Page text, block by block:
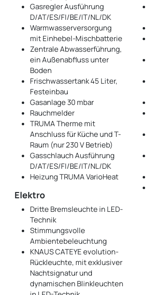
Gasregler Ausführung
D/AT/ES/FI/BE/IT/NL/DK
Warmwasserversorgung
mit Einhebel-Mischbatterie
Zentrale Abwasserführung,
ein Außenabfluss unter
Boden
Frischwassertank 45 Liter,
Festeinbau
Gasanlage 30 mbar
Rauchmelder
TRUMA Therme mit
Anschluss für Küche und T-
Raum (nur 230 V Betrieb)
Gasschlauch Ausführung
D/AT/ES/FI/BE/IT/NL/DK
Heizung TRUMA VarioHeat
Elektro
Dritte Bremsleuchte in LED-
Technik
Stimmungsvolle
Ambientebeleuchtung
KNAUS CATEYE evolution-
Rückleuchte, mit exklusiver
Nachtsignatur und
dynamischen Blinkleuchten